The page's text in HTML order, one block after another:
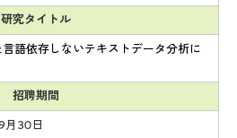
研究タイトル
語依存しないテキストデータ分析に
招聘期間
月30日